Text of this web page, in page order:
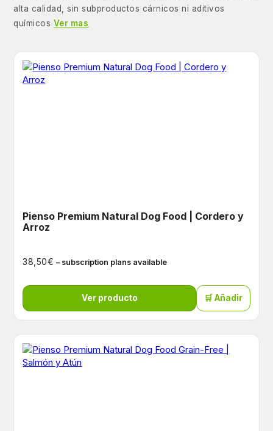
alta calidad, sin subproductos cárnicos ni aditivos
químicos Ver mas
Pienso Premium Natural Dog Food | Cordero y
Arroz
38,50€ – subscription plans available
Ver producto 🛒 Añadir